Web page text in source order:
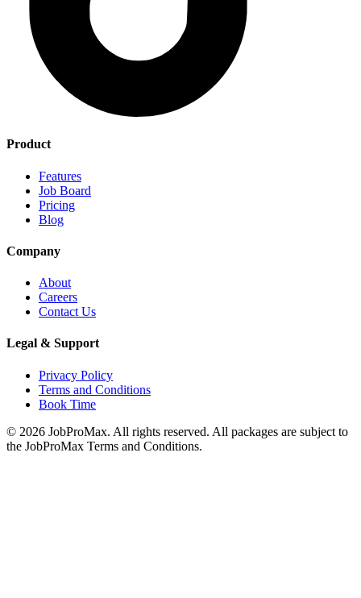
Product
Features
Job Board
Pricing
Blog
Company
About
Careers
Contact Us
Legal & Support
Privacy Policy
Terms and Conditions
Book Time
© 2026 JobProMax. All rights reserved. All packages are subject to
the JobProMax Terms and Conditions.